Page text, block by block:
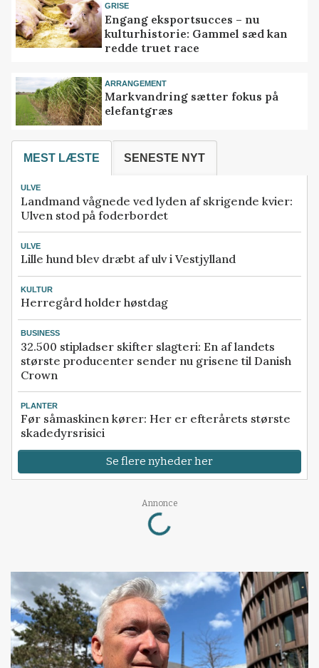
GRISE
Engang eksportsucces – nu
kulturhistorie: Gammel sæd kan
redde truet race
ARRANGEMENT
Markvandring sætter fokus på
elefantgræs
MEST LÆSTE SENESTE NYT
ULVE
Landmand vågnede ved lyden af skrigende kvier:
Ulven stod på foderbordet
ULVE
Lille hund blev dræbt af ulv i Vestjylland
KULTUR
Herregård holder høstdag
BUSINESS
32.500 stipladser skifter slagteri: En af landets
største producenter sender nu grisene til Danish
Crown
PLANTER
Før såmaskinen kører: Her er efterårets største
skadedyrsrisici
Se flere nyheder her
Annonce
Loading...